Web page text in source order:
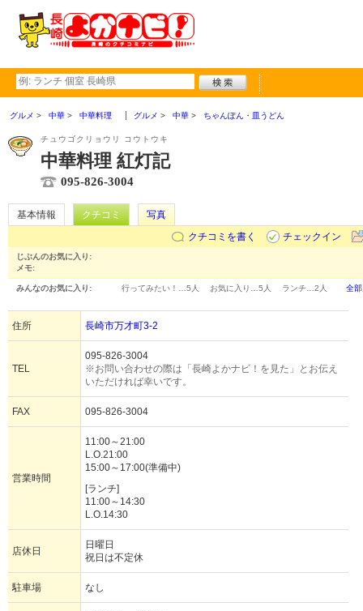
グルメ 中華 中華料理 グルメ 中華 ちゃんぽん・皿うどん
チュウゴクリョウリ コウトウキ
中華料理 紅灯記
095-826-3004
基本情報 クチコミ
写真
クチコミを書く
チェックイン
じぶんのお気に入り:
メモ:
みんなのお気に入り: 行ってみたい！… 5人 お気に入り… 5人 ランチ… 2人 全
住所 長崎市万才町3-2
TEL
095-826-3004
※お問い合わせの際は「長崎よかナビ！を見た」とお伝え
いただければ幸いです。
FAX 095-826-3004
営業時間
11:00～21:00
L.O.21:00
15:00～17:00(準備中)
[ランチ]
11:00～14:30
L.O.14:30
店休日
日曜日
祝日は不定休
駐車場 なし